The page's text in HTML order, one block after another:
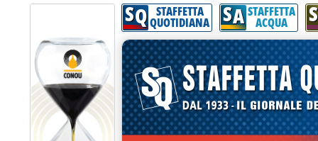
SQ STAFFETTA
QUOTIDIANA SA STAFFETTA
ACQUA S